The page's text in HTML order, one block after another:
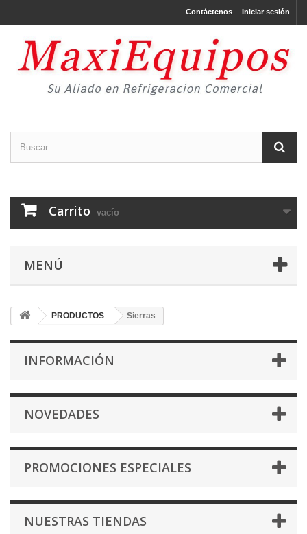
Iniciar sesión
Contáctenos
Carrito vacío
MENÚ
PRODUCTOS Sierras
INFORMACIÓN
NOVEDADES
PROMOCIONES ESPECIALES
NUESTRAS TIENDAS